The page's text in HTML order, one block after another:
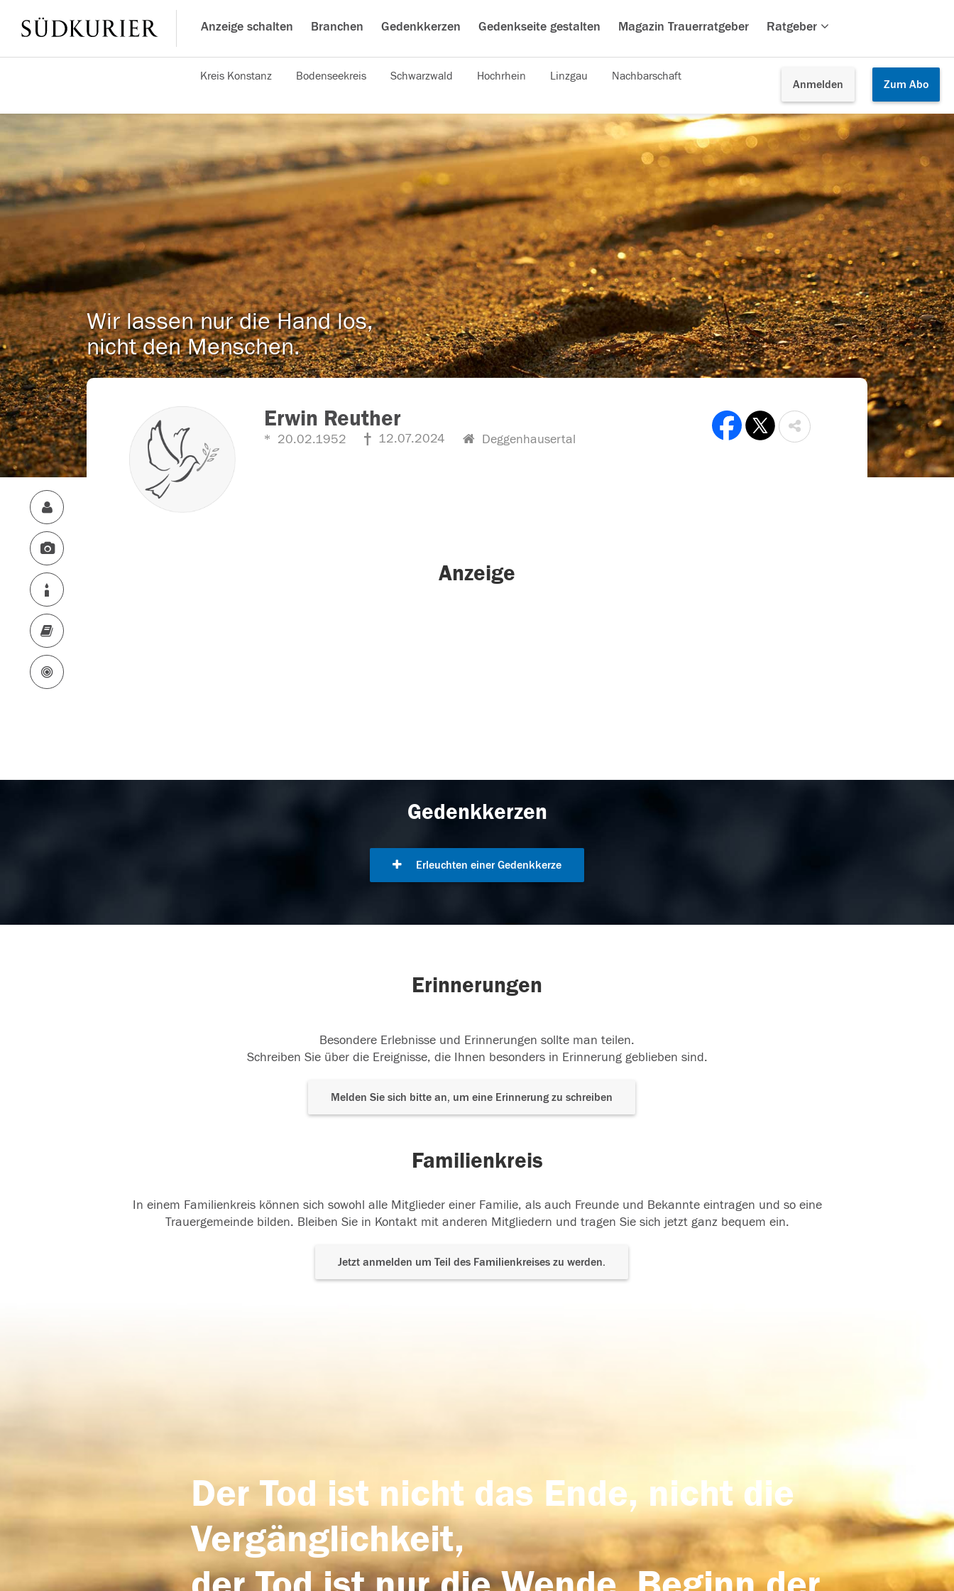
Anzeige schalten Branchen Gedenkkerzen Gedenkseite gestalten Magazin Trauerratgeber Ratgeber
Anmelden Zum Abo
Kreis Konstanz Bodenseekreis Schwarzwald Hochrhein Linzgau Nachbarschaft
Wir lassen nur die Hand los,
nicht den Menschen.
Erwin Reuther
20.02.1952 12.07.2024 Deggenhausertal
Anzeige
Gedenkkerzen
Erleuchten einer Gedenkkerze
Erinnerungen
Besondere Erlebnisse und Erinnerungen sollte man teilen.
Schreiben Sie über die Ereignisse, die Ihnen besonders in Erinnerung geblieben sind.
Melden Sie sich bitte an, um eine Erinnerung zu schreiben
Familienkreis
In einem Familienkreis können sich sowohl alle Mitglieder einer Familie, als auch Freunde und Bekannte eintragen und so eine
Trauergemeinde bilden. Bleiben Sie in Kontakt mit anderen Mitgliedern und tragen Sie sich jetzt ganz bequem ein.
Jetzt anmelden um Teil des Familienkreises zu werden.
Der Tod ist nicht das Ende, nicht die
Vergänglichkeit,